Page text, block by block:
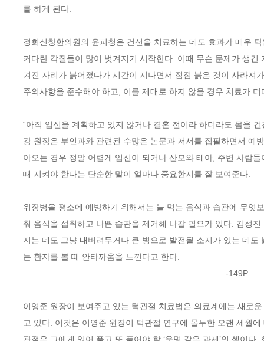
를 하게 된다.
경희신창한의원의 윤피청은 건선을 치료하는 데도 효과가 매우
커다란 각질들이 많이 벗겨지기 시작한다. 이때 무슨 문제가 생
겨진 자리가 붉어졌다가 시간이 지나면서 점점 붉은 것이 사라져
주의사항을 준수해야 하고, 이를 제대로 하지 않을 경우 치료가
“아직 임신을 계획하고 있지 않거나 결혼 전이라 하더라도 몸을
강 원장은 부인과와 관련된 수많은 논문과 저서를 집필하면서 예
아오는 경우 정말 어렵게 임신이 되거나 산모와 태아, 주변 사람
때 지켜야 한다는 단순한 말이 얼마나 중요한지를 잘 보여준다.
위장병을 평소에 예방하기 위해서는 늘 먹는 음식과 습관에 무엇
춰 음식을 섭취하고 나쁜 습관을 제거해 나갈 필요가 있다. 김성
지는 데도 그냥 내버려두거나 큰 병으로 발전될 소지가 있는 데
는 환자를 볼 때 안타까움을 느낀다고 한다.
                                                                                      -149P
이영준 원장이 보여주고 있는 턱관절 치료법은 의료계에는 새로
고 있다. 이것은 이영준 원장이 턱관절 연구에 몰두한 오랜 세월